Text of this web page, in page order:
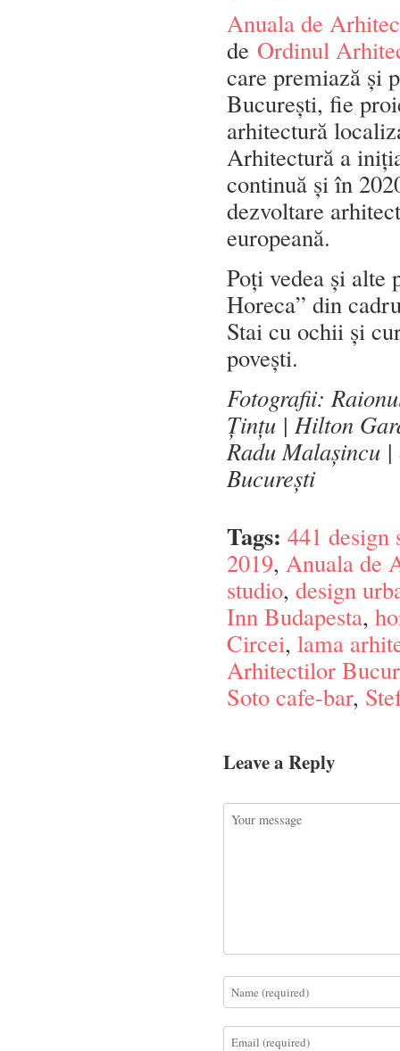
Anuala de
de Ordinul
care premiază și
București, fie
arhitectură
Arhitectură a
continuă și în
dezvoltare
europeană.
Poți vedea și alte
Horeca” din
Stai cu ochii și
povești.
Fotografii:
Țințu | Hilton
Radu Malașincu
București
Tags: 441 design
2019, Anuala de
studio, design
Inn Budapesta,
Circei, lama
Arhitectilor
Soto cafe-bar,
Leave a Reply